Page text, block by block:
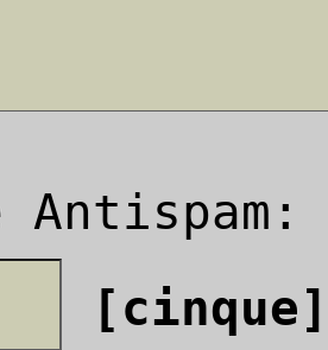
Antispam:
[cinque]